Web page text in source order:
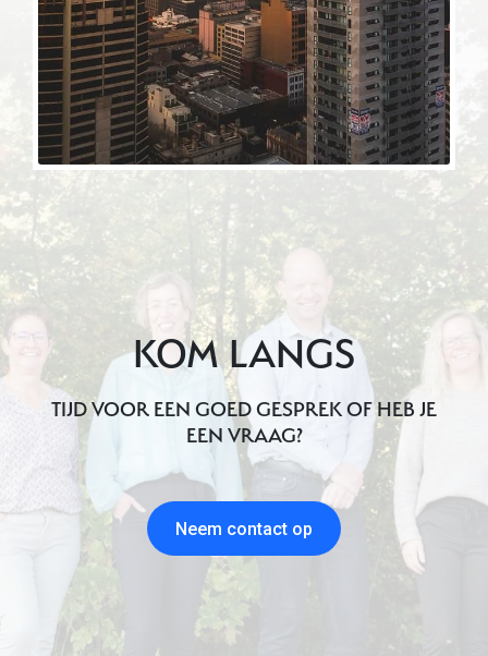
KOM LANGS
TIJD VOOR EEN GOED GESPREK OF HEB JE
EEN VRAAG?
Neem contact op